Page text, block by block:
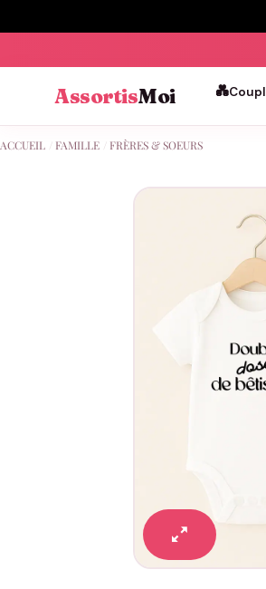
AssortisMoi 💑
ACCUEIL FAMILLE FRÈRES & SOEURS